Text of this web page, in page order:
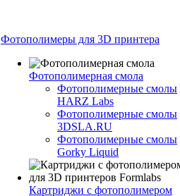
Фотополимеры для 3D принтера
Фотополимерная смола
Фотополимерные смолы
HARZ Labs
Фотополимерные смолы
3DSLA.RU
Фотополимерные смолы
Gorky Liquid
Картриджи с фотополимером